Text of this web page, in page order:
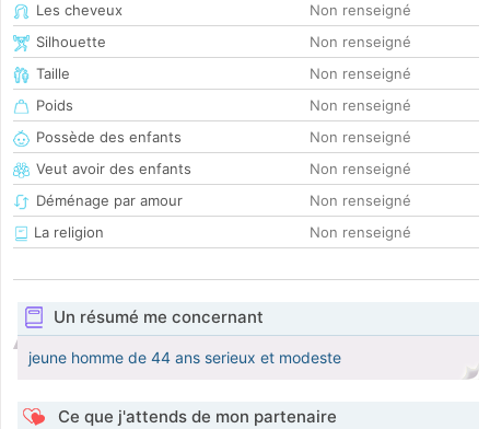
Les cheveux
Non renseigné
Silhouette
Non renseigné
Taille
Non renseigné
Poids
Non renseigné
Possède des enfants
Non renseigné
Veut avoir des enfants
Non renseigné
Déménage par amour
Non renseigné
La religion
Non renseigné
Un résumé me concernant
jeune homme de 44 ans serieux et modeste
Ce que j'attends de mon partenaire